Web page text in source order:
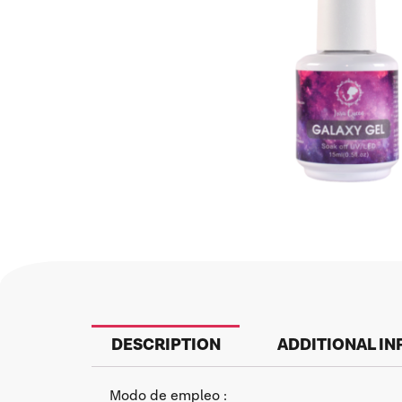
DESCRIPTION ADDITIONAL
Modo de empleo :